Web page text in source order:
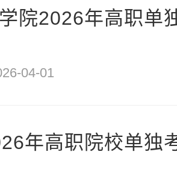
院2026年高职单
04-01
年高职院校单独